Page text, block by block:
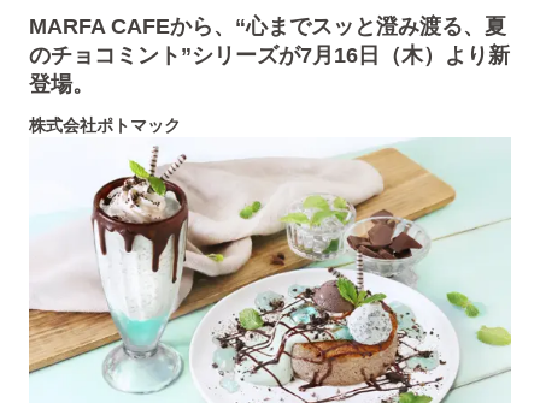
稿
ナ
ビ
ゲ
MARFA CAFEから、“心までスッと澄み渡る、夏
のチョコミント”シリーズが7月16日（木）より新
登場。
株式会社ポトマック